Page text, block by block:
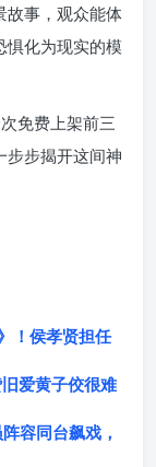
故事，观众能体
惧化为现实的模
次免费上架前三
步步揭开这间神
！侯孝贤担任
爱黄子佼很难
容同台飙戏，